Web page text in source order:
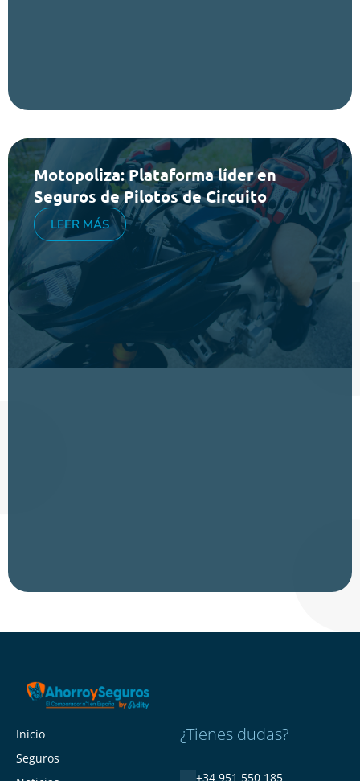
Motopoliza: Plataforma líder en
Seguros de Pilotos de Circuito
LEER MÁS
Inicio
Seguros
¿Tienes dudas?
+34 951 550 185